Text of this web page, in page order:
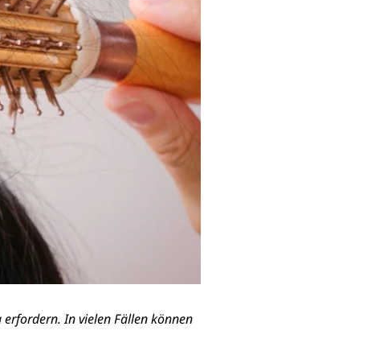
In vielen Fällen können